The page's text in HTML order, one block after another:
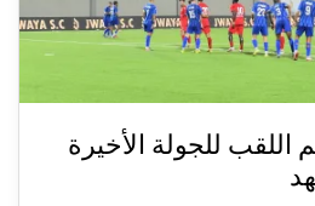
للجولة الأخيرة